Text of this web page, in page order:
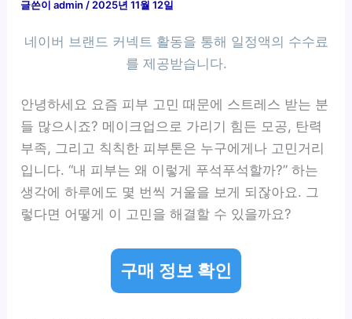
글쓴이admin / 2025년 11월 12일
안녕하세요 요즘 피부 고민 때문에 스트레스 받는 분
들 많으시죠? 메이크업으로 가리기 힘든 모공, 탄력
부족, 그리고 칙칙한 피부톤은 누구에게나 고민거리
입니다. “내 피부는 왜 이렇게 푸석푸석할까?” 하는
생각에 하루에도 몇 번씩 거울을 보게 되잖아요. 그
렇다면 어떻게 이 고민을 해결할 수 있을까요?
구매 정보 확인